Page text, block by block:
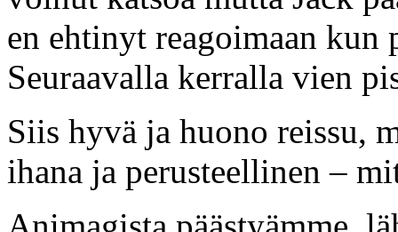
en ehtinyt reagoimaan
Seuraavalla kerralla vien
Siis hyvä ja huono reissu,
ihana ja perusteellinen –